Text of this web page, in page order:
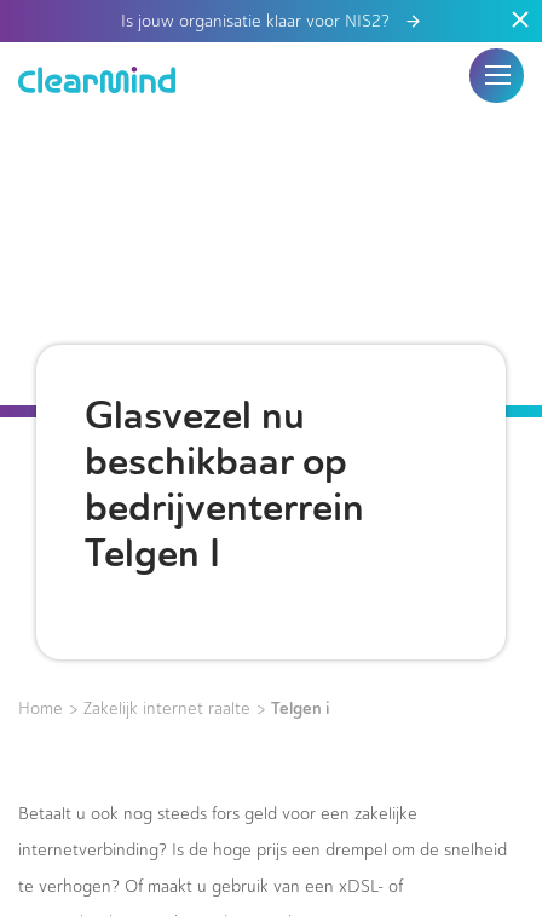
Is jouw organisatie klaar voor NIS2?
Glasvezel nu
beschikbaar op
bedrijventerrein
Telgen I
Home > Zakelijk internet raalte > Telgen i
Betaalt u ook nog steeds fors geld voor een zakelijke
internetverbinding? Is de hoge prijs een drempel om de snelheid
te verhogen? Of maakt u gebruik van een xDSL- of